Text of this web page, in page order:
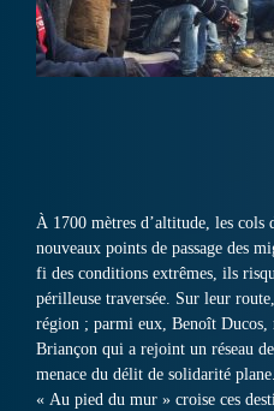
À 1700 mètres d’altitude, les cols
nouveaux points de passage des
fi des conditions extrêmes, ils
périlleuse traversée. Sur leur
région ; parmi eux, Benoît Ducos,
Briançon qui a rejoint un réseau
menace du délit de solidarité plane.
« Au pied du mur » croise ces